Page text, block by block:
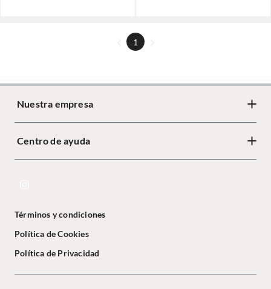
1
Nuestra empresa
Centro de ayuda
Términos y condiciones
Política de Cookies
Política de Privacidad